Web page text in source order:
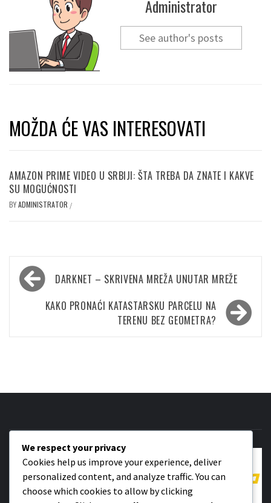
Administrator
See author's posts
MOŽDA ĆE VAS INTERESOVATI
AMAZON PRIME VIDEO U SRBIJI: ŠTA TREBA DA ZNATE I KAKVE
SU MOGUĆNOSTI
BYADMINISTRATOR /
Кретање
чланкаDARKNET – SKRIVENA MREŽA UNUTAR MREŽE
KAKO PRONAĆI KATASTARSKU PARCELU NA
TERENU BEZ GEOMETRA?
We respect your privacy
Cookies help us improve your experience, deliver
personalized content, and analyze traffic. You can
choose which cookies to allow by clicking